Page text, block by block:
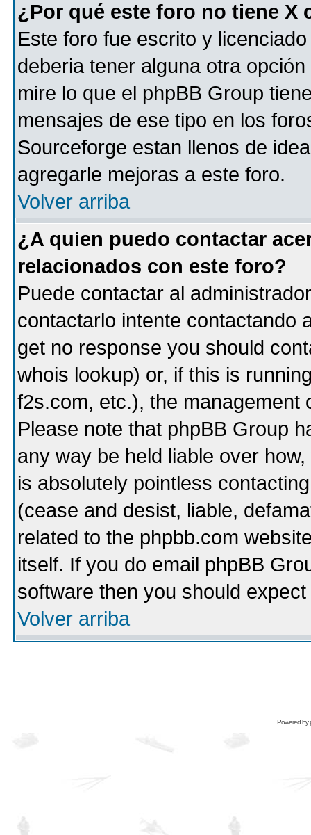
¿Por qué este foro no tiene X
Este foro fue escrito y
deberia tener alguna otra
mire lo que el phpBB Group
mensajes de ese tipo en los
Sourceforge estan llenos de
agregarle mejoras a este foro.
Volver arriba
¿A quien puedo contactar
relacionados con este foro?
Puede contactar al
contactarlo intente contactando
get no response you should
whois lookup) or, if this is
f2s.com, etc.), the management
Please note that phpBB Group
any way be held liable over
is absolutely pointless
(cease and desist, liable,
related to the phpbb.com
itself. If you do email phpBB
software then you should
Volver arriba
Powered by